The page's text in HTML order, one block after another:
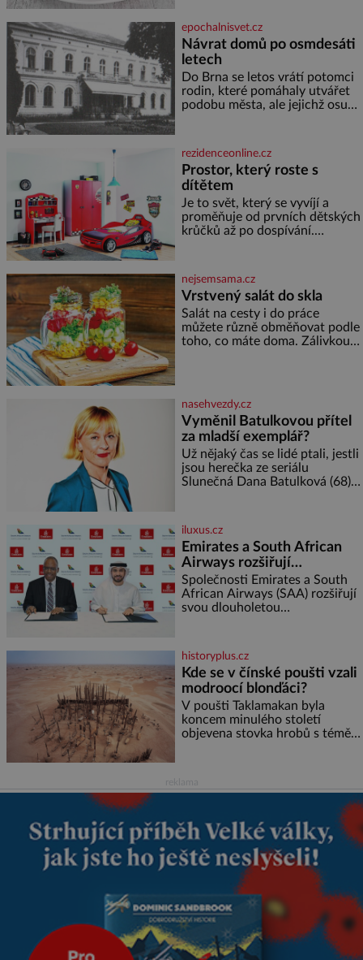
cukru krystal 1 lžíci medu 200 g
zakysané sm
epochalnisvet.cz
Návrat domů po osmdesáti
letech
Do Brna se letos vrátí potomci
rodin, které pomáhaly utvářet
podobu města, ale jejichž osudy
Placzek, Löw-Beer, Fuhrmann,
Kohn a Stiassni se stanou
jednou z hlavních
dramaturgických linií festivalu
židovské kultury ŠTETL FEST
2026. Některé návraty nejsou
jednoduché. Místa, která si
rezidenceonline.cz
Prostor, který roste s
dítětem
Je to svět, který se vyvíjí a
proměňuje od prvních dětských
krůčků až po dospívání.
soustředění i odpočinek a
reaguje na každou etapu života
a specifické potřeby dítěte. Pro
nejmenší je klíčová
jednoduchost, měkkost a
bezpečí, proto by pokoj
nejsemsama.cz
Vrstvený salát do skla
Salát na cesty i do práce
můžete různě obměňovat podle
toho, co máte doma. Zálivkou
potřebujete: ✿ 1/4 ledového
nebo jiného salátu (římský salát,
polníček…) ✿ 1 malá konzerva
kukuřice ✿ ½ okurky ✿ 2
rajčata Zálivka: ✿ 4 lžíce
olivového oleje ✿ 1 lžíci
citronové šťávy ✿ ½ stroužku
nasehvezdy.cz
Vyměnil Batulkovou přítel
za mladší exemplář?
Už nějaký čas se lidé ptali, jestli
jsou herečka ze seriálu
Slunečná Dana Batulková (68) a
od sebe přítele od samého
začátku odhán
iluxus.cz
Emirates a South African
Airways rozšiřují
partnerství. Cestujícím
nově zpřístupní dalších
devět destinací v jižní a
Společnosti Emirates a South
African Airways (SAA) rozšiřují
svou dlouholetou
cestujícím devět dalších
destinací v jižní a střední Africe
a u
historyplus.cz
Kde se v čínské poušti vzali
modroocí blonďáci?
V poušti Taklamakan byla
koncem minulého století
objevena stovka hrobů s téměř
modrou filcovou čapkou, z níž
se draly blonďaté vlásky. Fakt,
že jsou těla dávných lidí
nesmírně dobře zachovalá,
přičítají odborníci zdejším
klimatickým podmínkám.
Sucho, prosolené písky a
extrémně